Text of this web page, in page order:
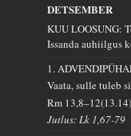
DETSEMBER
KUU LOOSUNG:
Issanda auhiilgus
1.
Vaata, sulle tuleb
Rm
Jutlus: Lk 1,67-79